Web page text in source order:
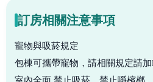
訂房相關注意事項
寵物與吸菸規定
包棟可攜帶寵物，請相關規定請加